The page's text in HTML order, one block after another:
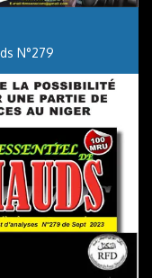
N°279